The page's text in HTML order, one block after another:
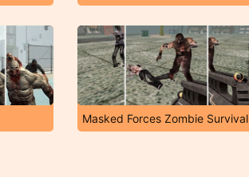
Masked Forces Zombie Survival